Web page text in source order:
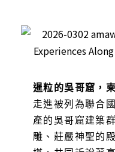
暹粒的吳哥窟，
走進被列為聯合
產的吳哥窟建築
雕、莊嚴神聖的